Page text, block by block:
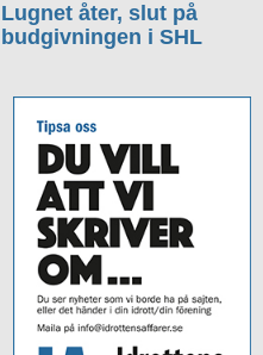
Lugnet åter, slut på
budgivningen i SHL